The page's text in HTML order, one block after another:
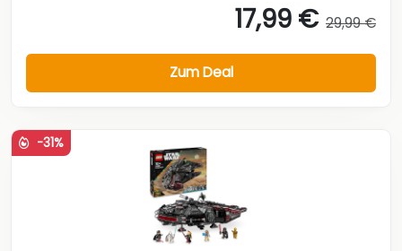
17,99 € 29,99 €
Zum Deal
-31%